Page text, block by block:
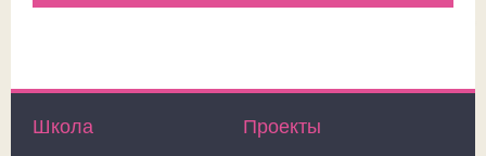
Школа Проекты